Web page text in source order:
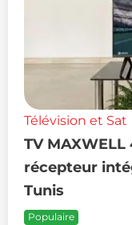
Télévision et Sat
TV
récepteur
Tunis
Populaire